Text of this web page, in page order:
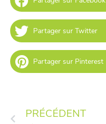
Partager sur Twitter
Partager sur Pinterest
PRÉCÉDENT